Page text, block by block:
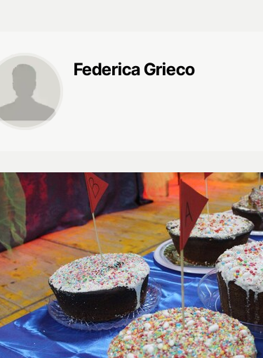
Federica Grieco